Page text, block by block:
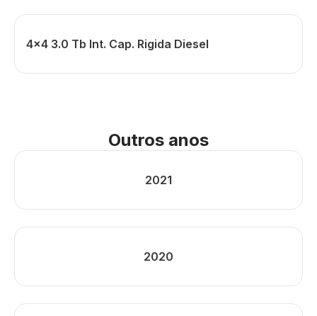
4x4 3.0 Tb Int. Cap. Rigida Diesel
Outros anos
2021
2020